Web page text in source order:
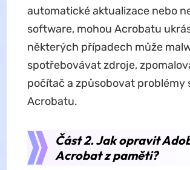
automatické aktualizace nebo
software, mohou Acrobatu
některých případech může
spotřebovávat zdroje,
počítač a způsobovat problémy
Acrobatu.
Část 2. Jak opravit
Acrobat z paměti?